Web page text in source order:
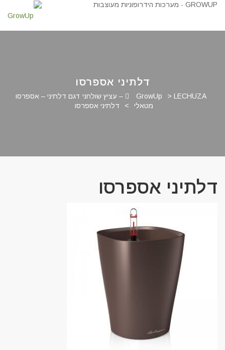
דלתיני אספרסו
GrowUp >
LECHUZA – עציץ שולחני דגם דלתיני – אספרסו
מטאלי
> דלתיני אספרסו
דלתיני אספרסו